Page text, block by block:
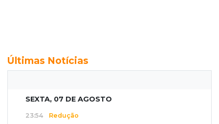
Últimas Notícias
SEXTA, 07 DE AGOSTO
23:54 Redução